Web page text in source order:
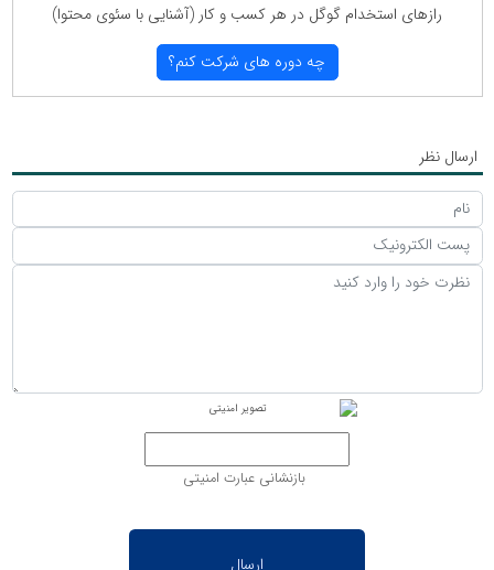
رازهای استخدام گوگل در هر كسب و كار (آشنایی با سئوی محتوا)
چه دوره های شركت كنم؟
ارسال نظر
بازنشانی عبارت امنیتی